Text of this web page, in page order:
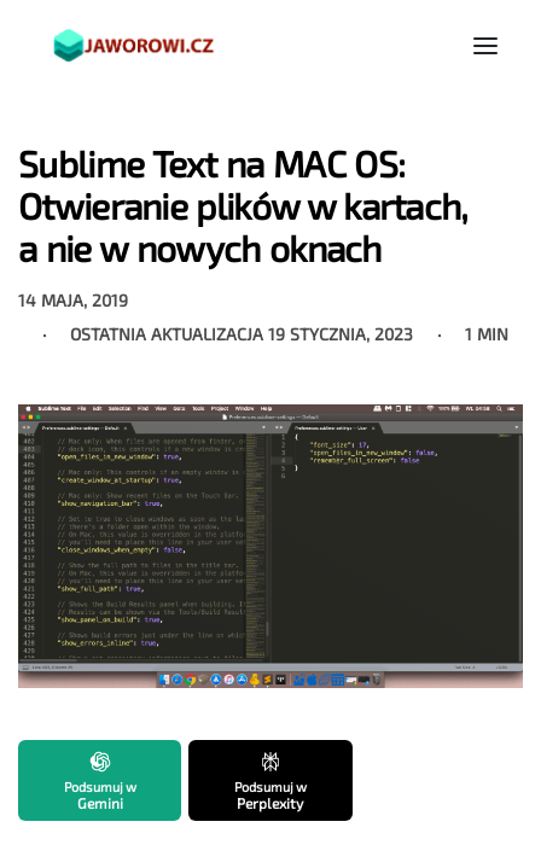
Sublime Text na MAC OS:
Otwieranie plików w kartach,
a nie w nowych oknach
14 MAJA, 2019
OSTATNIA AKTUALIZACJA19 STYCZNIA, 2023 1 MIN
Podsumuj w
Gemini
Podsumuj w
Perplexity